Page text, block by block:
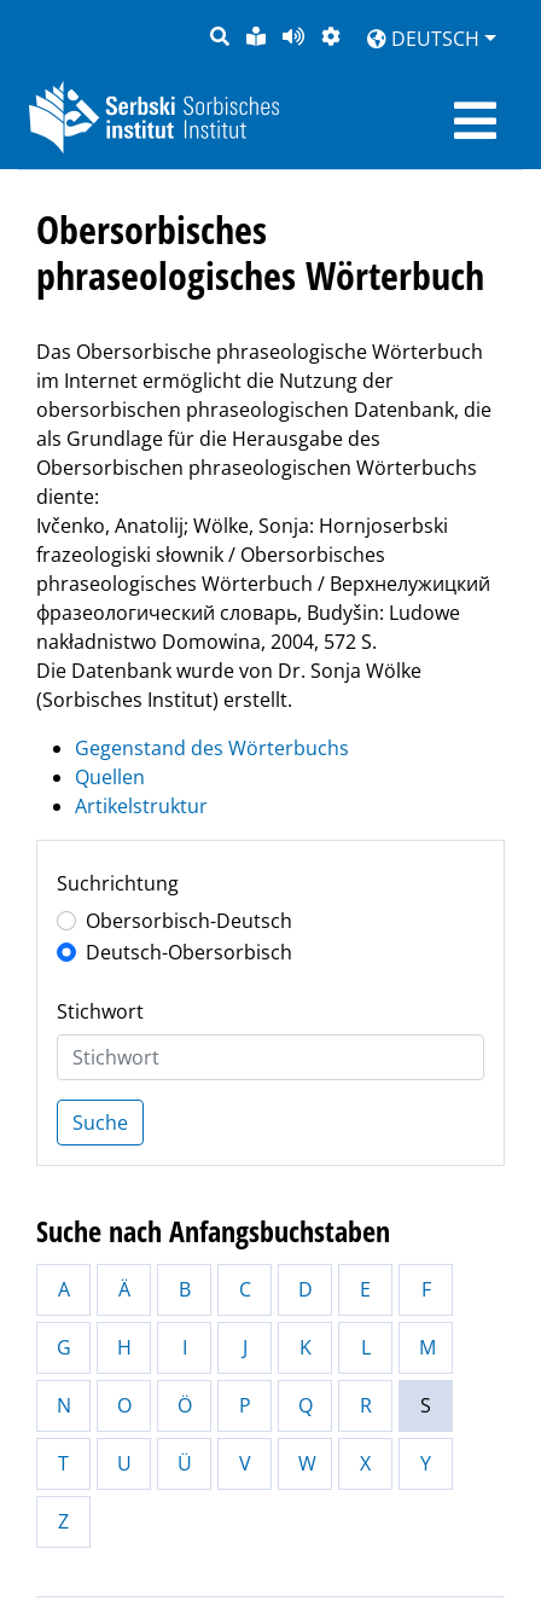
SUCHELEICHTE
SPRACHE
SEITEDARSTELLUNG
DEUTSCH
Obersorbisches
phraseologisches Wörterbuch
Das Obersorbische phraseologische Wörterbuch
im Internet ermöglicht die Nutzung der
obersorbischen phraseologischen Datenbank, die
als Grundlage für die Herausgabe des
Obersorbischen phraseologischen Wörterbuchs
diente:
Ivčenko, Anatolij; Wölke, Sonja: Hornjoserbski
frazeologiski słownik / Obersorbisches
phraseologisches Wörterbuch / Верхнелужицкий
фразеологический словарь, Budyšin: Ludowe
nakładnistwo Domowina, 2004, 572 S.
Die Datenbank wurde von Dr. Sonja Wölke
(Sorbisches Institut) erstellt.
Gegenstand des Wörterbuchs
Quellen
Artikelstruktur
Suchrichtung
Obersorbisch-Deutsch
Deutsch-Obersorbisch
Stichwort
Suche
Suche nach Anfangsbuchstaben
A Ä B C D E F
G H I J K L M
N O Ö P Q R S
T U Ü V W X Y
Z